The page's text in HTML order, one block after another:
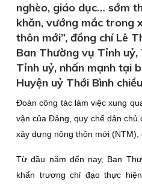
nghèo, giáo dục… sớm
khăn, vướng mắc trong
thôn mới”, đồng chí Lê
Ban Thường vụ Tỉnh
Tỉnh uỷ, nhấn mạnh tại
Huyện uỷ Thới Bình
Đoàn công tác làm việc xung
vận của Đảng, quy chế dân chủ
xây dựng nông thôn mới (NTM),
Từ đầu năm đến nay, Ban
khẩn trương chỉ đạo thực